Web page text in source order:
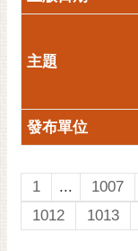
1 ... 1007
1012
1013